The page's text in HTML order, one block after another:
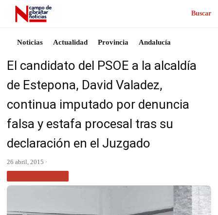
Buscar
Noticias Actualidad Provincia Andalucía
El candidato del PSOE a la alcaldía
de Estepona, David Valadez,
continua imputado por denuncia
falsa y estafa procesal tras su
declaración en el Juzgado
26 abril, 2015 ·